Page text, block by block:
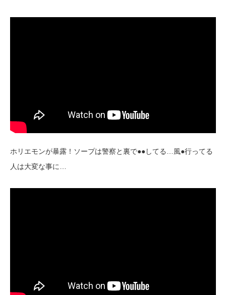
ホリエモンが暴露！ソープは警察と裏で●●してる…風●行ってる
人は大変な事に…